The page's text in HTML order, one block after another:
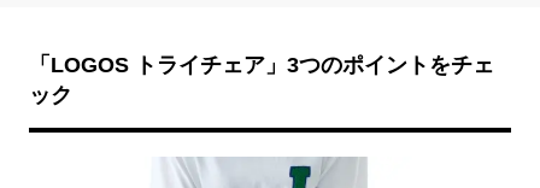
「LOGOS トライチェア」3つのポイントをチェ
ック